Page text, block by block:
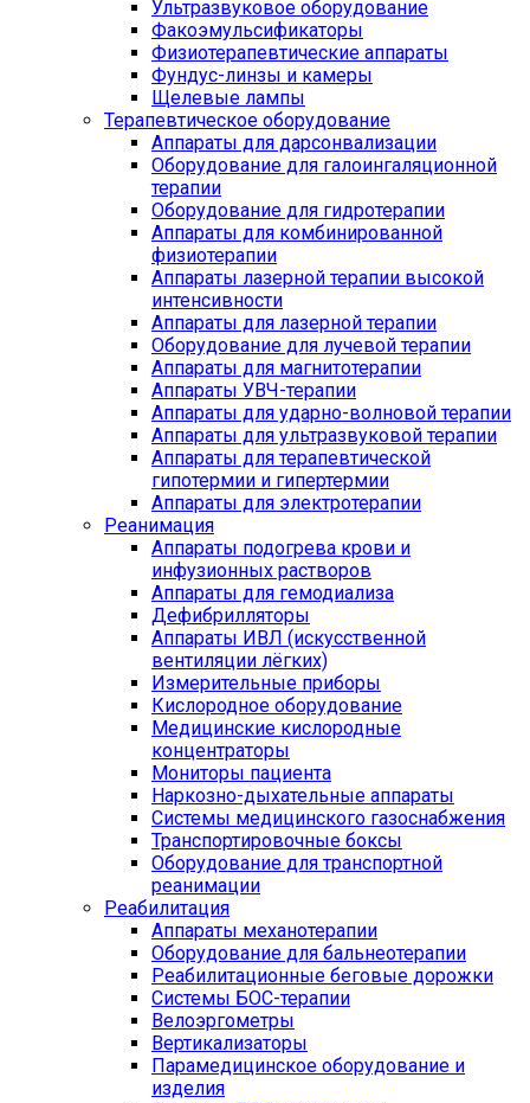
Ультразвуковое оборудование
Факоэмульсификаторы
Физиотерапевтические аппараты
Фундус-линзы и камеры
Щелевые лампы
Терапевтическое оборудование
Аппараты для дарсонвализации
Оборудование для галоингаляционной
терапии
Оборудование для гидротерапии
Аппараты для комбинированной
физиотерапии
Аппараты лазерной терапии высокой
интенсивности
Аппараты для лазерной терапии
Оборудование для лучевой терапии
Аппараты для магнитотерапии
Аппараты УВЧ-терапии
Аппараты для ударно-волновой терапии
Аппараты для ультразвуковой терапии
Аппараты для терапевтической
гипотермии и гипертермии
Аппараты для электротерапии
Реанимация
Аппараты подогрева крови и
инфузионных растворов
Аппараты для гемодиализа
Дефибрилляторы
Аппараты ИВЛ (искусственной
вентиляции лёгких)
Измерительные приборы
Кислородное оборудование
Медицинские кислородные
концентраторы
Мониторы пациента
Наркозно-дыхательные аппараты
Системы медицинского газоснабжения
Транспортировочные боксы
Оборудование для транспортной
реанимации
Реабилитация
Аппараты механотерапии
Оборудование для бальнеотерапии
Реабилитационные беговые дорожки
Системы БОС-терапии
Велоэргометры
Вертикализаторы
Парамедицинское оборудование и
изделия